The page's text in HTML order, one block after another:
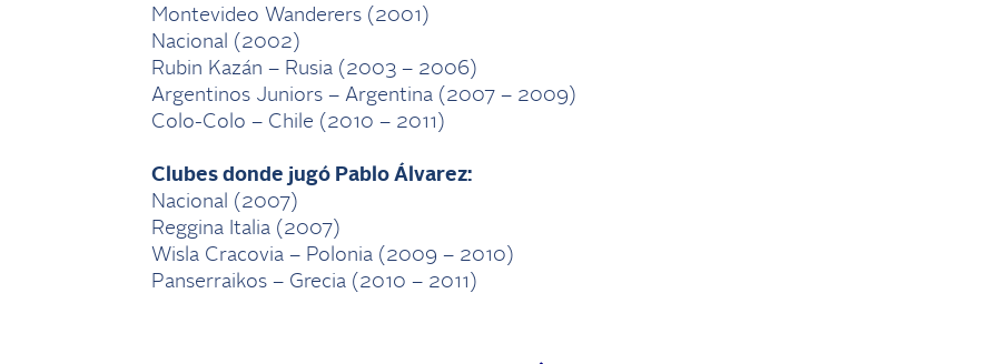
Montevideo Wanderers (2001)
Nacional (2002)
Rubin Kazán – Rusia (2003 – 2006)
Argentinos Juniors – Argentina (2007 – 2009)
Colo-Colo – Chile (2010 – 2011)
Clubes donde jugó Pablo Álvarez:
Nacional (2007)
Reggina Italia (2007)
Wisla Cracovia – Polonia (2009 – 2010)
Panserraikos – Grecia (2010 – 2011)